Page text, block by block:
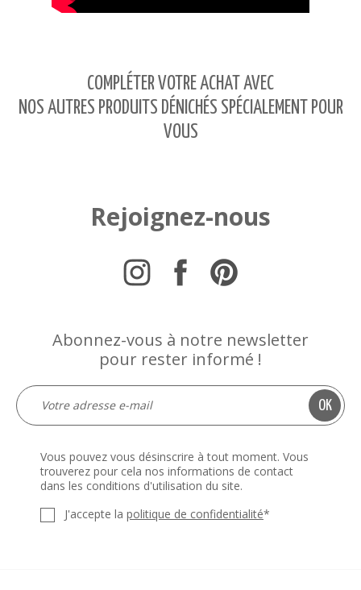
COMPLÉTER VOTRE ACHAT AVEC
NOS AUTRES PRODUITS DÉNICHÉS SPÉCIALEMENT POUR
VOUS
Rejoignez-nous
Abonnez-vous à notre newsletter
pour rester informé !
Vous pouvez vous désinscrire à tout moment. Vous
trouverez pour cela nos informations de contact
dans les conditions d'utilisation du site.
J'accepte la politique de confidentialité*